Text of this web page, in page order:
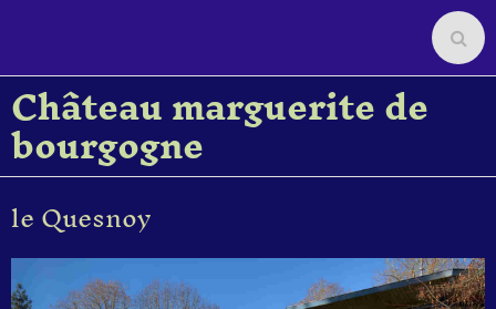
Château marguerite de
bourgogne
le Quesnoy